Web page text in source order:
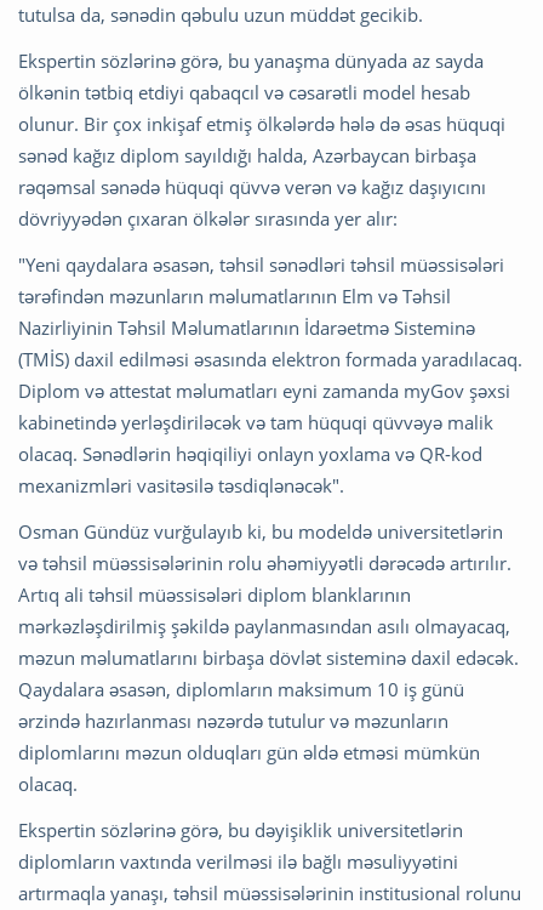
tutulsa da, sənədin qəbulu uzun müddət gecikib.
Ekspertin sözlərinə görə, bu yanaşma dünyada az sayda
ölkənin tətbiq etdiyi qabaqcıl və cəsarətli model hesab
olunur. Bir çox inkişaf etmiş ölkələrdə hələ də əsas hüquqi
sənəd kağız diplom sayıldığı halda, Azərbaycan birbaşa
rəqəmsal sənədə hüquqi qüvvə verən və kağız daşıyıcını
dövriyyədən çıxaran ölkələr sırasında yer alır:
"Yeni qaydalara əsasən, təhsil sənədləri təhsil müəssisələri
tərəfindən məzunların məlumatlarının Elm və Təhsil
Nazirliyinin Təhsil Məlumatlarının İdarəetmə Sisteminə
(TMİS) daxil edilməsi əsasında elektron formada yaradılacaq.
Diplom və attestat məlumatları eyni zamanda myGov şəxsi
kabinetində yerləşdiriləcək və tam hüquqi qüvvəyə malik
olacaq. Sənədlərin həqiqiliyi onlayn yoxlama və QR-kod
mexanizmləri vasitəsilə təsdiqlənəcək".
Osman Gündüz vurğulayıb ki, bu modeldə universitetlərin
və təhsil müəssisələrinin rolu əhəmiyyətli dərəcədə artırılır.
Artıq ali təhsil müəssisələri diplom blanklarının
mərkəzləşdirilmiş şəkildə paylanmasından asılı olmayacaq,
məzun məlumatlarını birbaşa dövlət sisteminə daxil edəcək.
Qaydalara əsasən, diplomların maksimum 10 iş günü
ərzində hazırlanması nəzərdə tutulur və məzunların
diplomlarını məzun olduqları gün əldə etməsi mümkün
olacaq.
Ekspertin sözlərinə görə, bu dəyişiklik universitetlərin
diplomların vaxtında verilməsi ilə bağlı məsuliyyətini
artırmaqla yanaşı, təhsil müəssisələrinin institusional rolunu